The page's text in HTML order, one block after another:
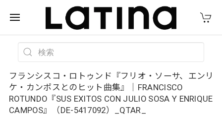
フランシスコ・ロトゥンド『フリオ・ソーサ、エンリ
ケ・カンポスとのヒット曲集』｜FRANCISCO
ROTUNDO『SUS EXITOS CON JULIO SOSA Y ENRIQUE
CAMPOS』（DE-5417092）_QTAR_